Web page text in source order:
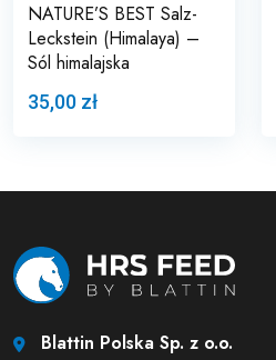
NATURE’S BEST Salz-
Leckstein (Himalaya) –
Sól himalajska
35,00 zł
Blattin Polska Sp. z o.o.